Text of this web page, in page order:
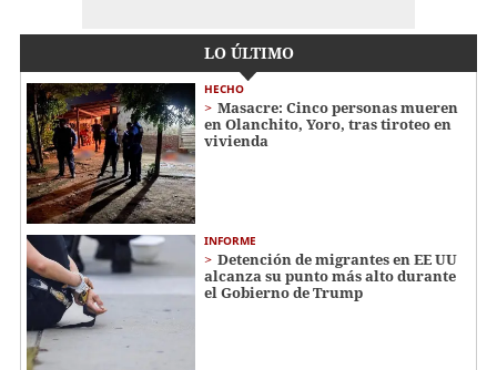
LO ÚLTIMO
HECHO
Masacre: Cinco personas mueren
en Olanchito, Yoro, tras tiroteo en
vivienda
INFORME
Detención de migrantes en EE UU
alcanza su punto más alto durante
el Gobierno de Trump